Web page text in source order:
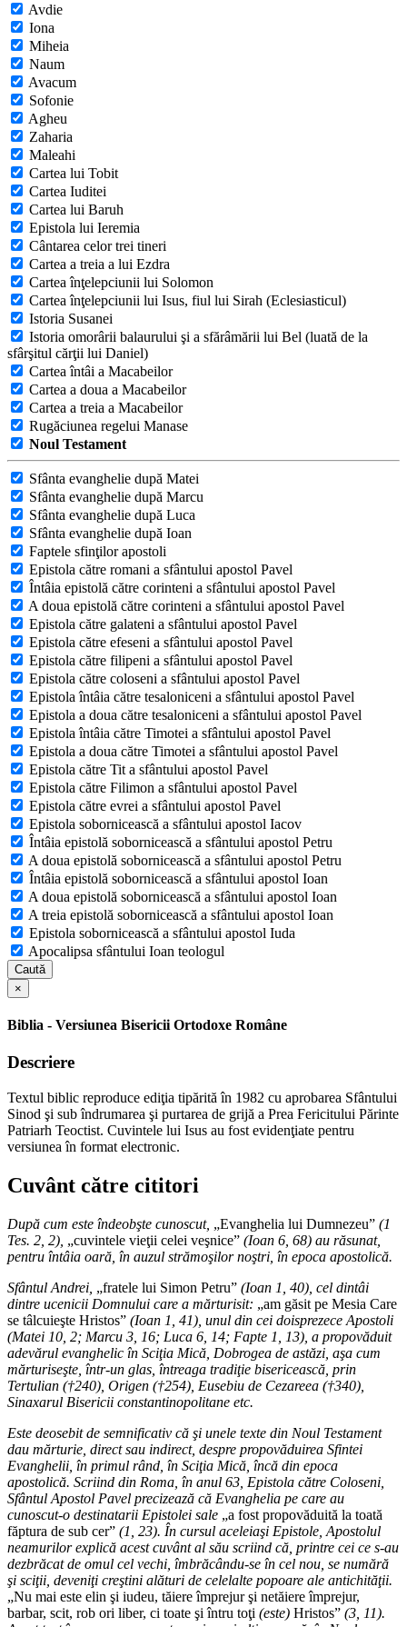
Avdie
Iona
Miheia
Naum
Avacum
Sofonie
Agheu
Zaharia
Maleahi
Cartea lui Tobit
Cartea Iuditei
Cartea lui Baruh
Epistola lui Ieremia
Cântarea celor trei tineri
Cartea a treia a lui Ezdra
Cartea înţelepciunii lui Solomon
Cartea înţelepciunii lui Isus, fiul lui Sirah (Eclesiasticul)
Istoria Susanei
Istoria omorârii balaurului şi a sfărâmării lui Bel (luată de la
sfârşitul cărţii lui Daniel)
Cartea întâi a Macabeilor
Cartea a doua a Macabeilor
Cartea a treia a Macabeilor
Rugăciunea regelui Manase
Noul Testament
Sfânta evanghelie după Matei
Sfânta evanghelie după Marcu
Sfânta evanghelie după Luca
Sfânta evanghelie după Ioan
Faptele sfinţilor apostoli
Epistola către romani a sfântului apostol Pavel
Întâia epistolă către corinteni a sfântului apostol Pavel
A doua epistolă către corinteni a sfântului apostol Pavel
Epistola către galateni a sfântului apostol Pavel
Epistola către efeseni a sfântului apostol Pavel
Epistola către filipeni a sfântului apostol Pavel
Epistola către coloseni a sfântului apostol Pavel
Epistola întâia către tesaloniceni a sfântului apostol Pavel
Epistola a doua către tesaloniceni a sfântului apostol Pavel
Epistola întâia către Timotei a sfântului apostol Pavel
Epistola a doua către Timotei a sfântului apostol Pavel
Epistola către Tit a sfântului apostol Pavel
Epistola către Filimon a sfântului apostol Pavel
Epistola către evrei a sfântului apostol Pavel
Epistola sobornicească a sfântului apostol Iacov
Întâia epistolă sobornicească a sfântului apostol Petru
A doua epistolă sobornicească a sfântului apostol Petru
Întâia epistolă sobornicească a sfântului apostol Ioan
A doua epistolă sobornicească a sfântului apostol Ioan
A treia epistolă sobornicească a sfântului apostol Ioan
Epistola sobornicească a sfântului apostol Iuda
Apocalipsa sfântului Ioan teologul
Caută
×
Biblia - Versiunea Bisericii Ortodoxe Române
Descriere
Textul biblic reproduce ediţia tipărită în 1982 cu aprobarea Sfântului
Sinod şi sub îndrumarea şi purtarea de grijă a Prea Fericitului Părinte
Patriarh Teoctist. Cuvintele lui Isus au fost evidenţiate pentru
versiunea în format electronic.
Cuvânt către cititori
După cum este îndeobşte cunoscut, „Evanghelia lui Dumnezeu” (1
Tes. 2, 2), „cuvintele vieţii celei veşnice” (Ioan 6, 68) au răsunat,
pentru întâia oară, în auzul strămoşilor noştri, în epoca apostolică.
Sfântul Andrei, „fratele lui Simon Petru” (Ioan 1, 40), cel dintâi
dintre ucenicii Domnului care a mărturisit: „am găsit pe Mesia Care
se tâlcuieşte Hristos” (Ioan 1, 41), unul din cei doisprezece Apostoli
(Matei 10, 2; Marcu 3, 16; Luca 6, 14; Fapte 1, 13), a propovăduit
adevărul evanghelic în Sciţia Mică, Dobrogea de astăzi, aşa cum
mărturiseşte, într-un glas, întreaga tradiţie bisericească, prin
Tertulian (†240), Origen (†254), Eusebiu de Cezareea (†340),
Sinaxarul Bisericii constantinopolitane etc.
Este deosebit de semnificativ că şi unele texte din Noul Testament
dau mărturie, direct sau indirect, despre propovăduirea Sfintei
Evanghelii, în primul rând, în Sciţia Mică, încă din epoca
apostolică. Scriind din Roma, în anul 63, Epistola către Coloseni,
Sfântul Apostol Pavel precizează că Evanghelia pe care au
cunoscut-o destinatarii Epistolei sale „a fost propovăduită la toată
făptura de sub cer” (1, 23). În cursul aceleiaşi Epistole, Apostolul
neamurilor explică acest cuvânt al său scriind că, printre cei ce s-au
dezbrăcat de omul cel vechi, îmbrăcându-se în cel nou, se numără
şi sciţii, deveniţi creştini alături de celelalte popoare ale antichităţii.
„Nu mai este elin şi iudeu, tăiere împrejur şi netăiere împrejur,
barbar, scit, rob ori liber, ci toate şi întru toţi (este) Hristos” (3, 11).